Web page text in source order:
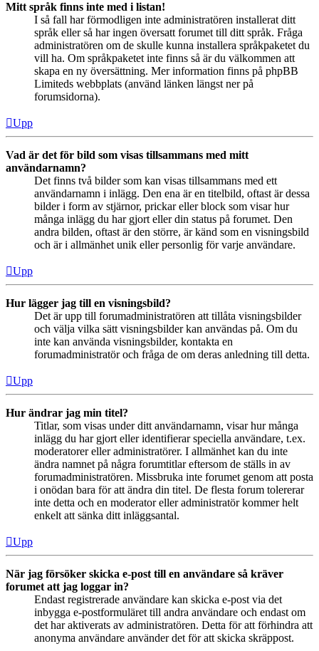
Mitt språk finns inte med i listan!
I så fall har förmodligen inte administratören installerat ditt
språk eller så har ingen översatt forumet till ditt språk. Fråga
administratören om de skulle kunna installera språkpaketet du
vill ha. Om språkpaketet inte finns så är du välkommen att
skapa en ny översättning. Mer information finns på phpBB
Limiteds webbplats (använd länken längst ner på
forumsidorna).
Upp
Vad är det för bild som visas tillsammans med mitt
användarnamn?
Det finns två bilder som kan visas tillsammans med ett
användarnamn i inlägg. Den ena är en titelbild, oftast är dessa
bilder i form av stjärnor, prickar eller block som visar hur
många inlägg du har gjort eller din status på forumet. Den
andra bilden, oftast är den större, är känd som en visningsbild
och är i allmänhet unik eller personlig för varje användare.
Upp
Hur lägger jag till en visningsbild?
Det är upp till forumadministratören att tillåta visningsbilder
och välja vilka sätt visningsbilder kan användas på. Om du
inte kan använda visningsbilder, kontakta en
forumadministratör och fråga de om deras anledning till detta.
Upp
Hur ändrar jag min titel?
Titlar, som visas under ditt användarnamn, visar hur många
inlägg du har gjort eller identifierar speciella användare, t.ex.
moderatorer eller administratörer. I allmänhet kan du inte
ändra namnet på några forumtitlar eftersom de ställs in av
forumadministratören. Missbruka inte forumet genom att posta
i onödan bara för att ändra din titel. De flesta forum tolererar
inte detta och en moderator eller administratör kommer helt
enkelt att sänka ditt inläggsantal.
Upp
När jag försöker skicka e-post till en användare så kräver
forumet att jag loggar in?
Endast registrerade användare kan skicka e-post via det
inbygga e-postformuläret till andra användare och endast om
det har aktiverats av administratören. Detta för att förhindra att
anonyma användare använder det för att skicka skräppost.